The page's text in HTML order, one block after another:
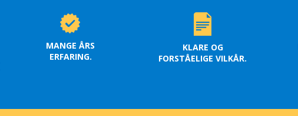
MANGE ÅRS
ERFARING.
KLARE OG
FORSTÅELIGE VILKÅR.